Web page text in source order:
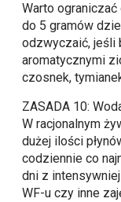
Warto
do 5 gramów
odzwyczaić, jeśli
aromatycznymi
czosnek,
ZASADA 10:
W racjonalnym
dużej ilości
codziennie co
dni z
WF-u czy inne